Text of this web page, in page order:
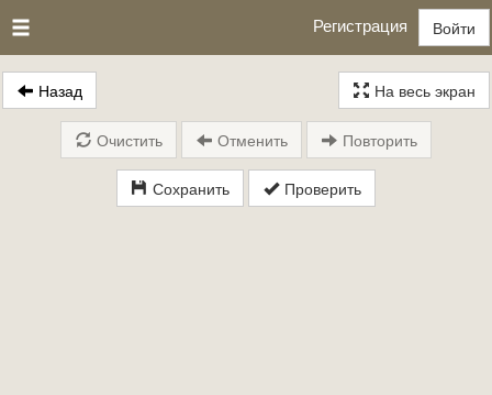
Регистрация Войти
Назад На весь экран
Сохранить Проверить
Очистить Отменить Повторить